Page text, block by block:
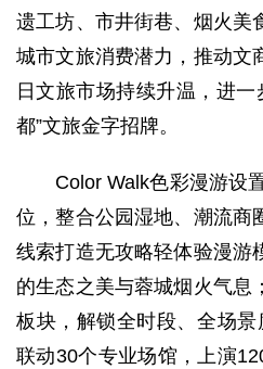
遗工坊、市井街巷、烟火美
城市文旅消费潜力，推动文
日文旅市场持续升温，进
都”文旅金字招牌。
Color Walk色彩漫游设
位，整合公园湿地、潮流商
线索打造无攻略轻体验漫游
的生态之美与蓉城烟火气息
板块，解锁全时段、全场
联动30个专业场馆，上演